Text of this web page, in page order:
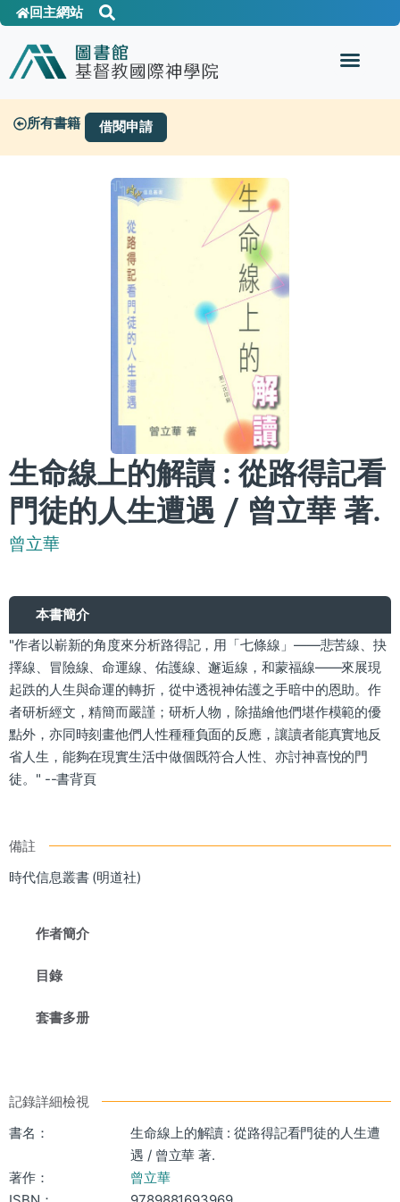
回主網站
所有書籍 借閱申請
生命線上的解讀 : 從路得記看
門徒的人生遭遇 / 曾立華 著.
曾立華
本書簡介
作者簡介
目錄
套書多册
"作者以嶄新的角度來分析路得記，用「七條線」——悲苦線、抉
擇線、冒險線、命運線、佑護線、邂逅線，和蒙福線——來展現
起跌的人生與命運的轉折，從中透視神佑護之手暗中的恩助。作
者研析經文，精簡而嚴謹；研析人物，除描繪他們堪作模範的優
點外，亦同時刻畫他們人性種種負面的反應，讓讀者能真實地反
省人生，能夠在現實生活中做個既符合人性、亦討神喜悅的門
徒。" --書背頁
備註
時代信息叢書 (明道社)
記錄詳細檢視
書名：
生命線上的解讀 : 從路得記看門徒的人生遭
遇 / 曾立華 著.
著作：
曾立華